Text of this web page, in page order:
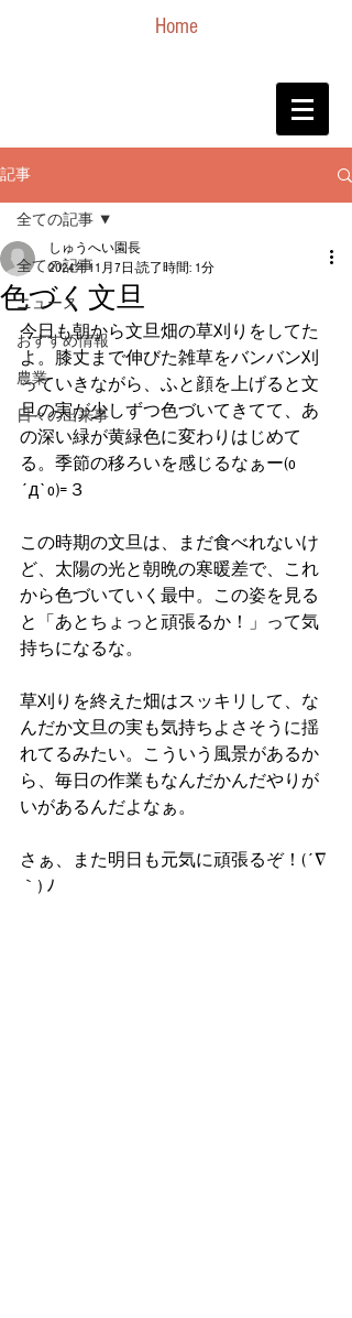
Home
記事
全ての記事
ニュース
おすすめ情報
農業
日々の出来事
全ての記事
色づく文旦
しゅうへい園長
2024年11月7日 読了時間: 1分
今日も朝から文旦畑の草刈りをしてた
よ。膝丈まで伸びた雑草をバンバン刈
っていきながら、ふと顔を上げると文
旦の実が少しずつ色づいてきてて、あ
の深い緑が黄緑色に変わりはじめて
る。季節の移ろいを感じるなぁー(o
´д`o)=３
この時期の文旦は、まだ食べれないけ
ど、太陽の光と朝晩の寒暖差で、これ
から色づいていく最中。この姿を見る
と「あとちょっと頑張るか！」って気
持ちになるな。
草刈りを終えた畑はスッキリして、な
んだか文旦の実も気持ちよさそうに揺
れてるみたい。こういう風景があるか
ら、毎日の作業もなんだかんだやりが
いがあるんだよなぁ。
さぁ、また明日も元気に頑張るぞ！(´∇
｀) ﾉ